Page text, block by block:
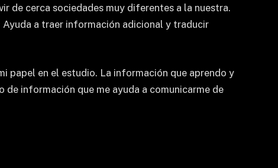
de cerca sociedades muy diferentes a la nuestra.
a traer información adicional y traducir
papel en el estudio. La información que aprendo y
información que me ayuda a comunicarme de